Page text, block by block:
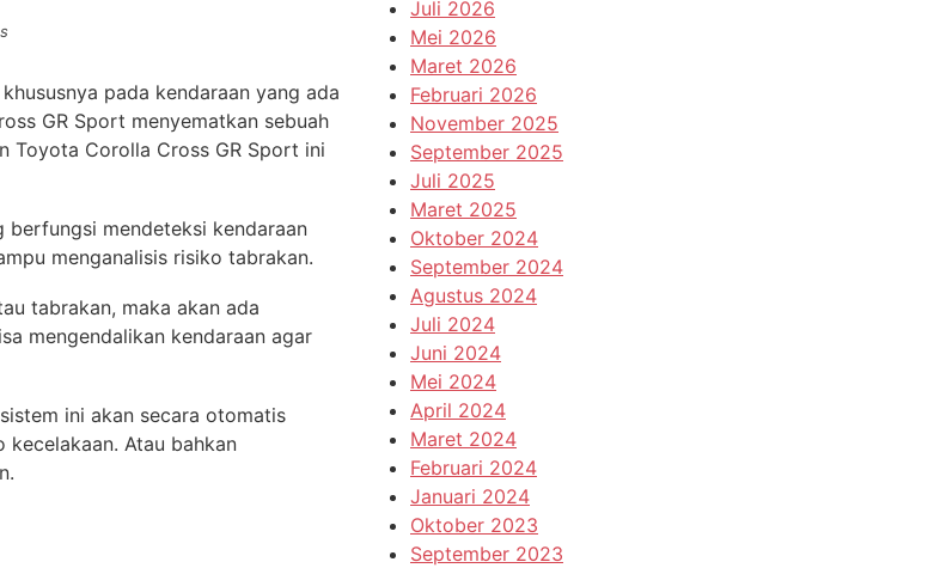
pada kendaraan yang ada
GR Sport menyematkan sebuah
Toyota Corolla Cross GR Sport ini
berfungsi mendeteksi kendaraan
menganalisis risiko tabrakan.
tabrakan, maka akan ada
mengendalikan kendaraan agar
ini akan secara otomatis
Atau bahkan
Juli 2026
Mei 2026
Maret 2026
Februari 2026
November 2025
September 2025
Juli 2025
Maret 2025
Oktober 2024
September 2024
Agustus 2024
Juli 2024
Juni 2024
Mei 2024
April 2024
Maret 2024
Februari 2024
Januari 2024
Oktober 2023
September 2023